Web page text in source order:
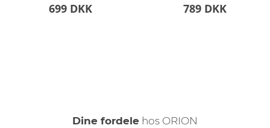
699 DKK 789 DKK
Dine fordele hos ORION